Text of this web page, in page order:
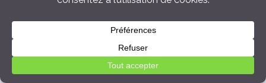
lynx en amour aux nouveaux mariés. C’est
une magnifique illustration de l’artiste
québécoise Marie-Michèle deLe Nid
Atelier. Plusieurs formats d’affiches sont